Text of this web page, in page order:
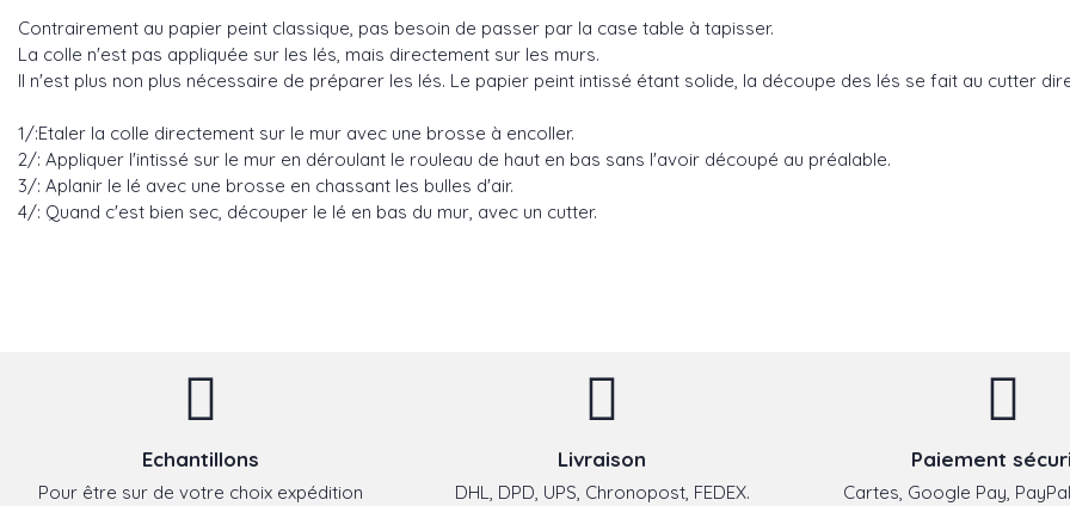
Contrairement au papier peint classique, pas besoin de passer par la case table à tapisser.
La colle n'est pas appliquée sur les lés, mais directement sur les murs.
Il n'est plus non plus nécessaire de préparer les lés. Le papier peint intissé étant solide, la découpe des lés se fait au cutter
1/:Etaler la colle directement sur le mur avec une brosse à encoller.
2/: Appliquer l'intissé sur le mur en déroulant le rouleau de haut en bas sans l'avoir découpé au préalable.
3/: Aplanir le lé avec une brosse en chassant les bulles d'air.
4/: Quand c'est bien sec, découper le lé en bas du mur, avec un cutter.
Echantillons
Pour être sur de votre choix expédition
Livraison
DHL, DPD, UPS, Chronopost, FEDEX.
Paiement
Cartes, Google Pay,